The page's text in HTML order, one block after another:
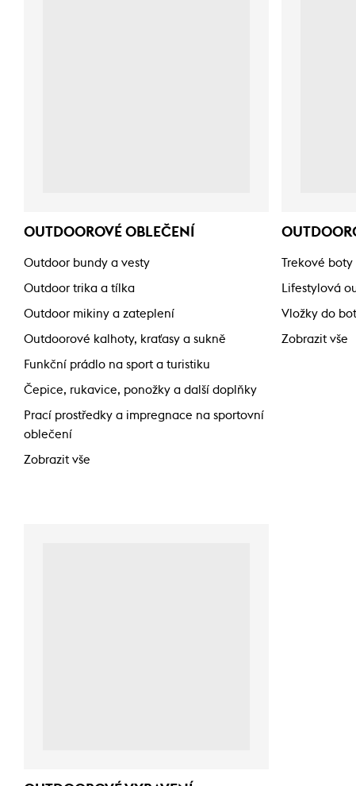
OUTDOOROVÉ OBLEČENÍ
Outdoor bundy a vesty
Outdoor trika a tílka
Outdoor mikiny a zateplení
Outdoorové kalhoty, kraťasy a sukně
Funkční prádlo na sport a turistiku
Čepice, rukavice, ponožky a další doplňky
Prací prostředky a impregnace na sportovní
oblečení
Zobrazit vše
Trekové boty
Lifestylová
Vložky do
Zobrazit vše